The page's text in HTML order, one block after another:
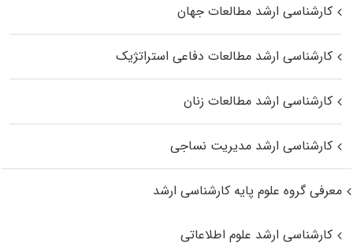
کارشناسی ارشد مطالعات جهان
کارشناسی ارشد مطالعات دفاعی استراتژیک
کارشناسی ارشد مطالعات زنان
کارشناسی ارشد مدیریت نساجی
معرفی گروه علوم پایه کارشناسی ارشد
کارشناسی ارشد علوم اطلاعاتی